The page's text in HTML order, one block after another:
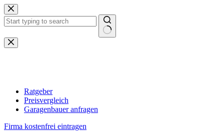
Zum
Inhalt
springen
Keine
Ergebnisse
Ratgeber
Preisvergleich
Garagenbauer anfragen
Firma kostenfrei eintragen